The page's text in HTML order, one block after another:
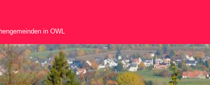
in OWL